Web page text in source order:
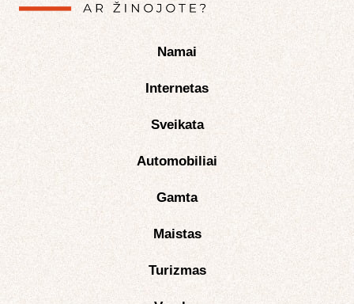
Namai
Internetas
Sveikata
Automobiliai
Gamta
Maistas
Turizmas